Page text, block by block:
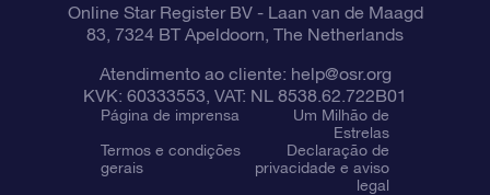
Online Star Register BV- Laan van de Maagd
83, 7324 BT Apeldoorn, The Netherlands
Atendimento ao cliente: help@osr.org
KVK: 60333553, VAT: NL 8538.62.722B01
Página de imprensa
Um Milhão de
Estrelas
Termos e condições
gerais
Declaração de
privacidade e aviso
legal